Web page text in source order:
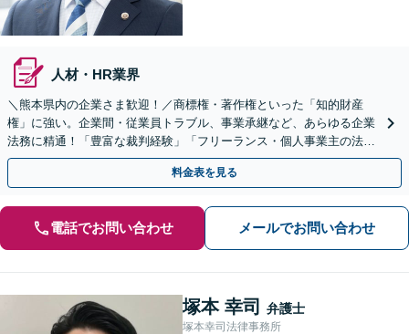
人材・HR業界
＼熊本県内の企業さま歓迎！／商標権・著作権といった「知的財産
権」に強い。企業間・従業員トラブル、事業承継など、あらゆる企業
法務に精通！「豊富な裁判経験」「フリーランス・個人事業主の法務
も可」【初回相談無料】
料金表を見る
電話でお問い合わせ メールでお問い合わせ
塚本 幸司 弁護士
塚本幸司法律事務所